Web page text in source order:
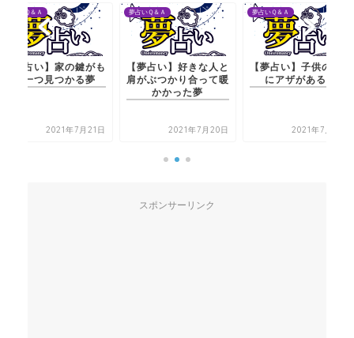
鍵がも
夢占いＱ＆Ａ
【夢占い】好きな人と
肩がぶつかり合って暖
2021年7月20日
夢占いＱ＆Ａ
【夢占い】子供のお尻
にアザがある夢
2021年7月20日
夢占いＱ＆Ａ
【夢占い
スポンサーリンク